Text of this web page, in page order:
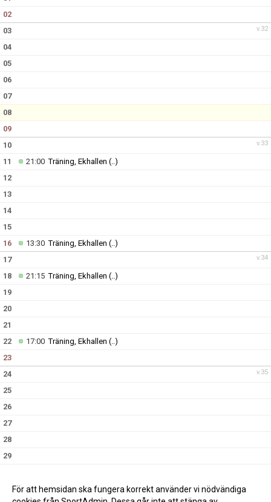
02
v.32
03
04
05
06
07
08
09
v.33
10
11
21:00Träning, Ekhallen (..)
12
13
14
15
16
13:30Träning, Ekhallen (..)
v.34
17
18
21:15Träning, Ekhallen (..)
19
20
21
22
17:00Träning, Ekhallen (..)
23
v.35
24
25
26
27
28
29
För att hemsidan ska fungera korrekt använder vi nödvändiga